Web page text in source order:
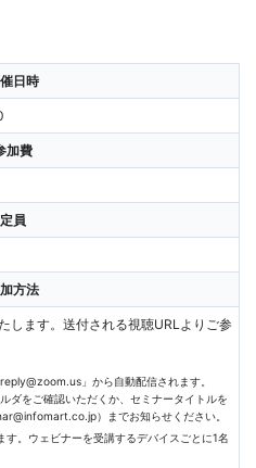
日時
加費
定員
方法
します。送付される視聴URLよりご参
」から自動配信されます。
ダをご確認いただくか、セミナータイトルを
）までお知らせください。
。ウェビナーを受講するデバイスごとに1名